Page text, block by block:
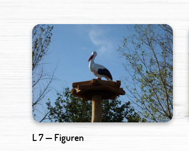
L 7 — Figuren